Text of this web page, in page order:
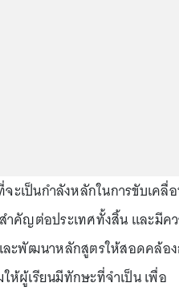
ะเป็นกำลังหลักในการขับเคลื่
คัญต่อประเทศทั้งสิ้น และมีค
ละพัฒนาหลักสูตรให้สอดคล้อ
ห้ผู้เรียนมีทักษะที่จำเป็น เพื่อ